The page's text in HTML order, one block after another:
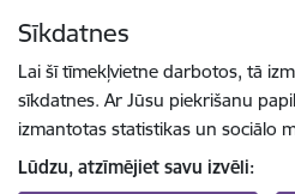
Sīkdatnes
Lai šī tīmekļvietne darbotos, tā
sīkdatnes. Ar Jūsu piekrišanu
izmantotas statistikas un sociālo
Lūdzu, atzīmējiet savu izvēli: